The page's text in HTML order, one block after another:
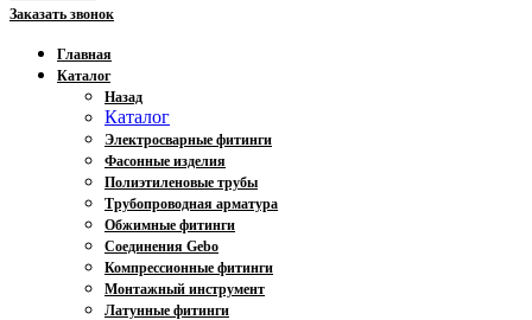
Заказать звонок
Главная
Каталог
Назад
Каталог
Электросварные фитинги
Фасонные изделия
Полиэтиленовые трубы
Трубопроводная арматура
Обжимные фитинги
Соединения Gebo
Компрессионные фитинги
Монтажный инструмент
Латунные фитинги